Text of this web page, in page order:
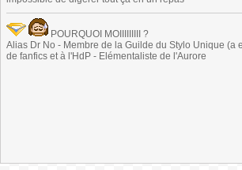
POURQUOI MOIIIIIIIII ?
Alias Dr No - Membre de la Guilde du Stylo Unique (a
de fanfics et à l'HdP - Elémentaliste de l'Aurore